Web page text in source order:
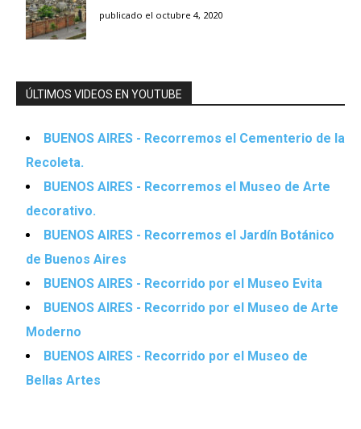
publicado el octubre 4, 2020
ÚLTIMOS VIDEOS EN YOUTUBE
BUENOS AIRES - Recorremos el Cementerio de la
Recoleta.
BUENOS AIRES - Recorremos el Museo de Arte
decorativo.
BUENOS AIRES - Recorremos el Jardín Botánico
de Buenos Aires
BUENOS AIRES - Recorrido por el Museo Evita
BUENOS AIRES - Recorrido por el Museo de Arte
Moderno
BUENOS AIRES - Recorrido por el Museo de
Bellas Artes